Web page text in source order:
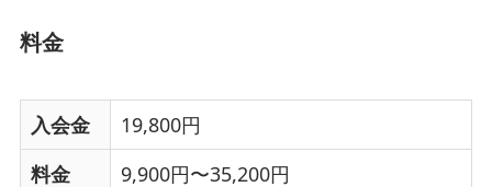
料金
入会金
19,800円
料金
9,900円〜35,200円